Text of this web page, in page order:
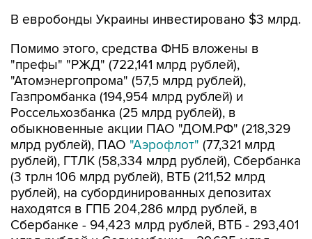
В евробонды Украины инвестировано $3 млрд.
Помимо этого, средства ФНБ вложены в
"префы" "РЖД" (722,141 млрд рублей),
"Атомэнергопрома" (57,5 млрд рублей),
Газпромбанка (194,954 млрд рублей) и
Россельхозбанка (25 млрд рублей), в
обыкновенные акции ПАО "ДОМ.РФ" (218,329
млрд рублей), ПАО "Аэрофлот" (77,321 млрд
рублей), ГТЛК (58,334 млрд рублей), Сбербанка
(3 трлн 106 млрд рублей), ВТБ (211,52 млрд
рублей), на субординированных депозитах
находятся в ГПБ 204,286 млрд рублей, в
Сбербанке - 94,423 млрд рублей, ВТБ - 293,401